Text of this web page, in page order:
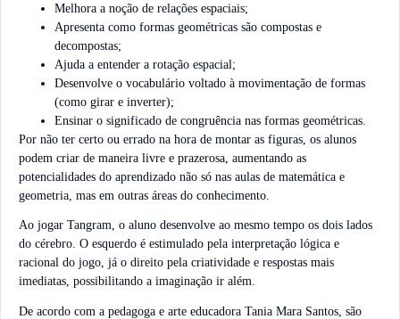
Melhora a noção de relações espaciais;
Apresenta como formas geométricas são compostas e
decompostas;
Ajuda a entender a rotação espacial;
Desenvolve o vocabulário voltado à movimentação de formas
(como girar e inverter);
Ensinar o significado de congruência nas formas geométricas.
Por não ter certo ou errado na hora de montar as figuras, os alunos
podem criar de maneira livre e prazerosa, aumentando as
potencialidades do aprendizado não só nas aulas de matemática e
geometria, mas em outras áreas do conhecimento.
Ao jogar Tangram, o aluno desenvolve ao mesmo tempo os dois lados
do cérebro. O esquerdo é estimulado pela interpretação lógica e
racional do jogo, já o direito pela criatividade e respostas mais
imediatas, possibilitando a imaginação ir além.
De acordo com a pedagoga e arte educadora Tania Mara Santos, são